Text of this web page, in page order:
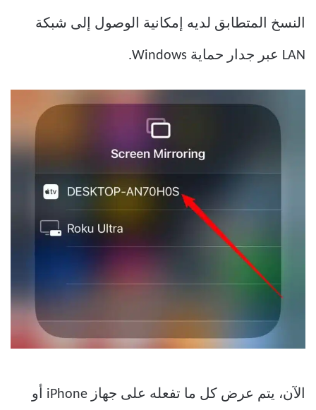
النسخ المتطابق لديه إمكانية الوصول إلى شبكة
LAN عبر جدار حماية Windows.
الآن، يتم عرض كل ما تفعله على جهاز iPhone أو